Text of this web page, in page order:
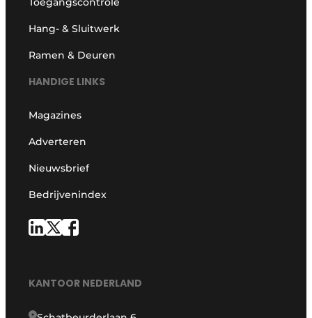
Hang- & Sluitwerk
Ramen & Deuren
HANDIGE LINKS
Magazines
Adverteren
Nieuwsbrief
Bedrijvenindex
KANTOOR NEDERLAND